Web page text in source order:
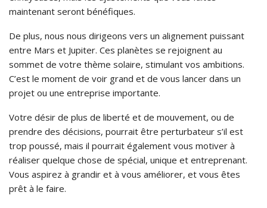
maintenant seront bénéfiques.
De plus, nous nous dirigeons vers un alignement puissant
entre Mars et Jupiter. Ces planètes se rejoignent au
sommet de votre thème solaire, stimulant vos ambitions.
C’est le moment de voir grand et de vous lancer dans un
projet ou une entreprise importante.
Votre désir de plus de liberté et de mouvement, ou de
prendre des décisions, pourrait être perturbateur s’il est
trop poussé, mais il pourrait également vous motiver à
réaliser quelque chose de spécial, unique et entreprenant.
Vous aspirez à grandir et à vous améliorer, et vous êtes
prêt à le faire.